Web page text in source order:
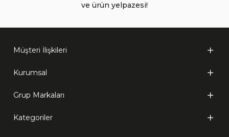
ve ürün yelpazesi!
Müşteri İlişkileri
Kurumsal
Grup Markaları
Kategoriler